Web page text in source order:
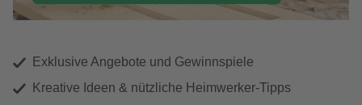
Exklusive Angebote und Gewinnspiele
Kreative Ideen & nützliche Heimwerker-Tipps